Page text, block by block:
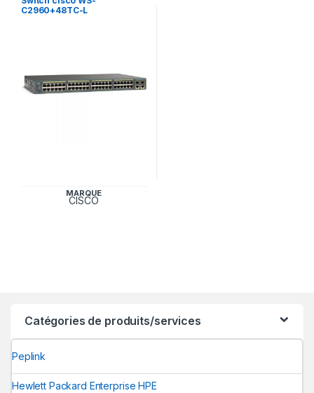
C2960+48TC-L
MARQUE
CISCO
Catégories de produits/services
Peplink
Hewlett Packard Enterprise HPE